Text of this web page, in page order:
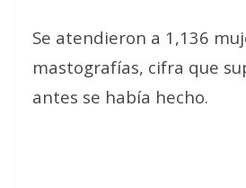
Se atendieron a 1,136
mastografías, cifra que
antes se había hecho.